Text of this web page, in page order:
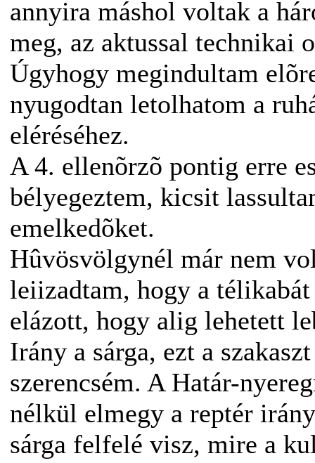
annyira máshol voltak a
meg, az aktussal technikai
Úgyhogy megindultam
nyugodtan letolhatom a
eléréséhez.
A 4. ellenõrzõ pontig erre
bélyegeztem, kicsit
emelkedõket.
Hûvösvölgynél már nem
leiizadtam, hogy a
elázott, hogy alig lehetett
Irány a sárga, ezt a
szerencsém. A Határ-
nélkül elmegy a reptér
sárga felfelé visz, mire a